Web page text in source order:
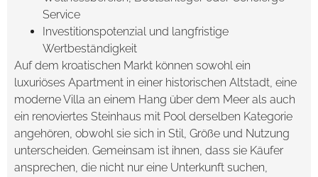
Service
Investitionspotenzial und langfristige
Wertbeständigkeit
Auf dem kroatischen Markt können sowohl ein
luxuriöses Apartment in einer historischen Altstadt, eine
moderne Villa an einem Hang über dem Meer als auch
ein renoviertes Steinhaus mit Pool derselben Kategorie
angehören, obwohl sie sich in Stil, Größe und Nutzung
unterscheiden. Gemeinsam ist ihnen, dass sie Käufer
ansprechen, die nicht nur eine Unterkunft suchen,